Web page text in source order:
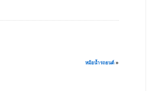
หม้อน้ำรถยนต์ »